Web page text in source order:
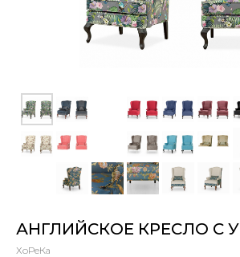
АНГЛИЙСКОЕ КРЕСЛО С
ХоРеКа